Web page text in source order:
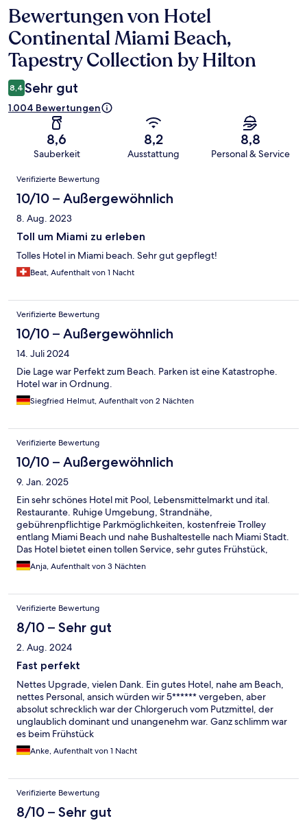
Bewertungen
Bewertungen von Hotel
Continental Miami Beach,
Tapestry Collection by Hilton
8,4 Sehr gut
1.004 Bewertungen
8,6
Sauberkeit
8,2
Ausstattung
8,8
Personal & Service
Bewertungen
Verifizierte Bewertung
10/10 – Außergewöhnlich
8. Aug. 2023
Toll um Miami zu erleben
Tolles Hotel in Miami beach. Sehr gut gepflegt!
Beat, Aufenthalt von 1 Nacht
Verifizierte Bewertung
10/10 – Außergewöhnlich
14. Juli 2024
Die Lage war Perfekt zum Beach. Parken ist eine Katastrophe.
Hotel war in Ordnung.
Siegfried Helmut, Aufenthalt von 2 Nächten
Verifizierte Bewertung
10/10 – Außergewöhnlich
9. Jan. 2025
Ein sehr schönes Hotel mit Pool, Lebensmittelmarkt und ital.
Restaurante. Ruhige Umgebung, Strandnähe,
gebührenpflichtige Parkmöglichkeiten, kostenfreie Trolley
entlang Miami Beach und nahe Bushaltestelle nach Miami Stadt.
Das Hotel bietet einen tollen Service, sehr gutes Frühstück,
gratis Getränke und Handtücher am Pool. Top Sauberkeit und
Freundlichkeit.
Anja, Aufenthalt von 3 Nächten
Verifizierte Bewertung
8/10 – Sehr gut
2. Aug. 2024
Fast perfekt
Nettes Upgrade, vielen Dank. Ein gutes Hotel, nahe am Beach,
nettes Personal, ansich würden wir 5****** vergeben, aber
absolut schrecklich war der Chlorgeruch vom Putzmittel, der
unglaublich dominant und unangenehm war. Ganz schlimm war
es beim Frühstück
Anke, Aufenthalt von 1 Nacht
Verifizierte Bewertung
8/10 – Sehr gut